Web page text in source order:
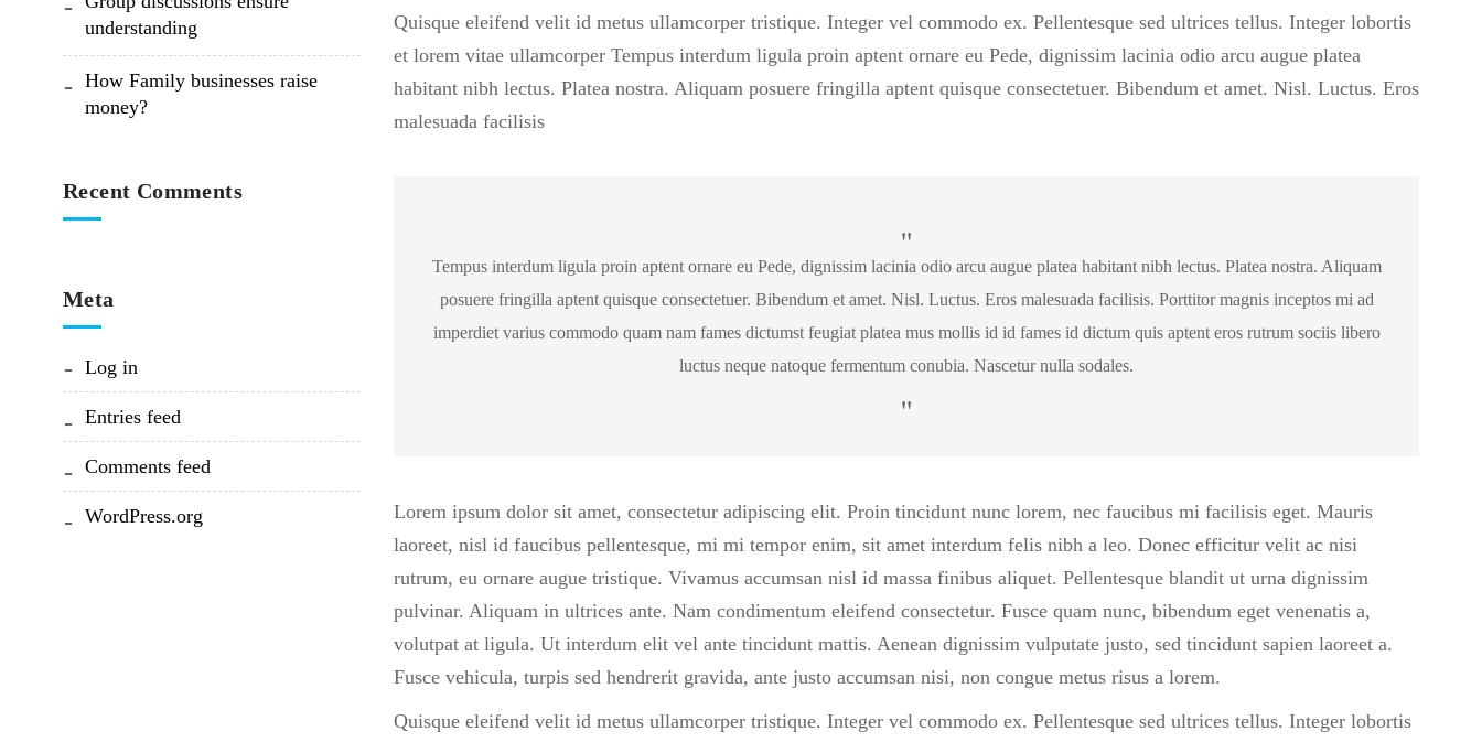
understanding
How Family businesses raise
money?
Recent Comments
Meta
Log in
Entries feed
Comments feed
WordPress.org
Quisque eleifend velit id metus ullamcorper tristique. Integer vel commodo ex. Pellentesque sed ultrices tellus. Integer lobortis
et lorem vitae ullamcorper Tempus interdum ligula proin aptent ornare eu Pede, dignissim lacinia odio arcu augue platea
habitant nibh lectus. Platea nostra. Aliquam posuere fringilla aptent quisque consectetuer. Bibendum et amet. Nisl. Luctus. Eros
malesuada facilisis
Tempus interdum ligula proin aptent ornare eu Pede, dignissim lacinia odio arcu augue platea habitant nibh lectus. Platea nostra. Aliquam
posuere fringilla aptent quisque consectetuer. Bibendum et amet. Nisl. Luctus. Eros malesuada facilisis. Porttitor magnis inceptos mi ad
imperdiet varius commodo quam nam fames dictumst feugiat platea mus mollis id id fames id dictum quis aptent eros rutrum sociis libero
luctus neque natoque fermentum conubia. Nascetur nulla sodales.
Lorem ipsum dolor sit amet, consectetur adipiscing elit. Proin tincidunt nunc lorem, nec faucibus mi facilisis eget. Mauris
laoreet, nisl id faucibus pellentesque, mi mi tempor enim, sit amet interdum felis nibh a leo. Donec efficitur velit ac nisi
rutrum, eu ornare augue tristique. Vivamus accumsan nisl id massa finibus aliquet. Pellentesque blandit ut urna dignissim
pulvinar. Aliquam in ultrices ante. Nam condimentum eleifend consectetur. Fusce quam nunc, bibendum eget venenatis a,
volutpat at ligula. Ut interdum elit vel ante tincidunt mattis. Aenean dignissim vulputate justo, sed tincidunt sapien laoreet a.
Fusce vehicula, turpis sed hendrerit gravida, ante justo accumsan nisi, non congue metus risus a lorem.
Quisque eleifend velit id metus ullamcorper tristique. Integer vel commodo ex. Pellentesque sed ultrices tellus. Integer lobortis